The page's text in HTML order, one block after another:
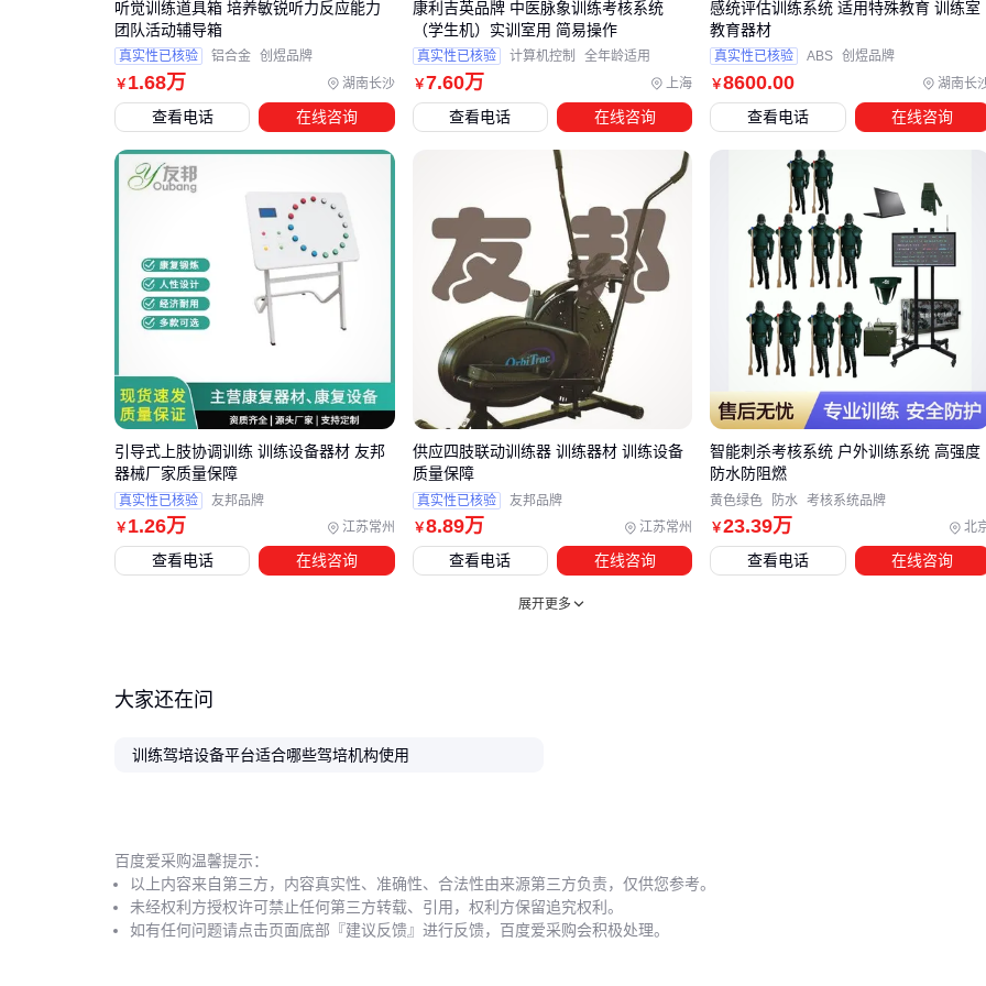
能避免后期使用中的功能断层。
四、主设备采购后，哪些配套器材容易被忽略？
采购训练机构主设备后，许多用户会发现实际使用中仍存在诸
多不便——从器材固定到日常维护，配套需求的缺失可能直接
影响训练效果和设备寿命。以力量训练区为例，缺乏杠铃片卡
扣可能导致训练中断片滑动风险，而团体课程区若没有瑜伽垫
收纳架，则会增加管理混乱和卫生隐患。
配套器材的选择需遵循三个原则：与主设备接口匹配、满足高
频使用强度、简化管理流程。例如力量训练区应优先考虑采用
机器人焊接工艺的杠铃片卡扣，其动臂角度可调设计能适配不
同训练动作；而团体课程区则更适合选择带万向轮的移动式收
纳架，便于快速调整场地布局。
此外，清洁维护配套同样关键。训练机构人流密集的特性要求
，既能快速消毒又不会损伤设备表
面。防尘罩和器械润滑油等耗材也需纳入采购清单，避免因维
护不足导致的设备故障率上升。
五、为什么同样的设备在不同机构使用寿命差异明显？
移动设备应预留至少1米操作半径，防止碰撞损伤
建议建立分级维护制度：高频使用设备每日检查关键部件，中
￥1.68万 湖南长沙
听觉训练道具箱 培养敏锐听力反应能力
团队活动辅导箱
真实性已核验 铝合金 创煜品牌
查看电话 在线咨询
￥7.60万 上海
康利吉英品牌 中医脉象训练考核系统
（学生机）实训室用 简易操作
真实性已核验 计算机控制 全年龄适用
查看电话 在线咨询
￥8600.00 湖南长
感统评估训练系统 适用特殊教育 训练室
教育器材
真实性已核验 ABS 创煜品牌
查看电话 在线咨询
￥ 1.26万 江苏常州
引导式上肢协调训练 训练设备器材 友邦
器械厂家质量保障
真实性已核验 友邦品牌
查看电话 在线咨询
￥8.89万 江苏常州
供应四肢联动训练器 训练器材 训练设备
质量保障
真实性已核验 友邦品牌
查看电话 在线咨询
￥23.39万 北
智能刺杀考核系统 户外训练系统 高强度
防水防阻燃
黄色绿色 防水 考核系统品牌
查看电话 在线咨询
展开更多
大家还在问
训练驾培设备平台适合哪些驾培机构使用
百度爱采购温馨提示：
以上内容来自第三方，内容真实性、准确性、合法性由来源第三方负责，仅供您参考。
未经权利方授权许可禁止任何第三方转载、引用，权利方保留追究权利。
如有任何问题请点击页面底部『建议反馈』进行反馈，百度爱采购会积极处理。